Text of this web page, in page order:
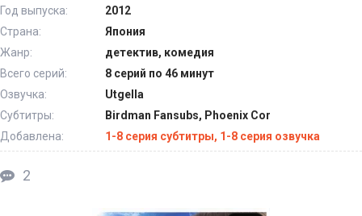
Год выпуска:
2012
Страна:
Япония
Жанр:
детектив, комедия
Всего серий:
8 серий по 46 минут
Озвучка:
Utgella
Субтитры:
Birdman Fansubs, Phoenix Cor
Добавлена:
1-8 серия субтитры, 1-8 серия озвучка
2